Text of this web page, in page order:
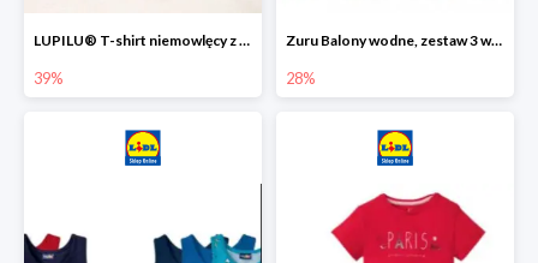
LUPILU® T-shirt niemowlęcy z biobawełny -39%
39%
Zuru Balony wodne, zestaw 3 wiązek -28%
28%